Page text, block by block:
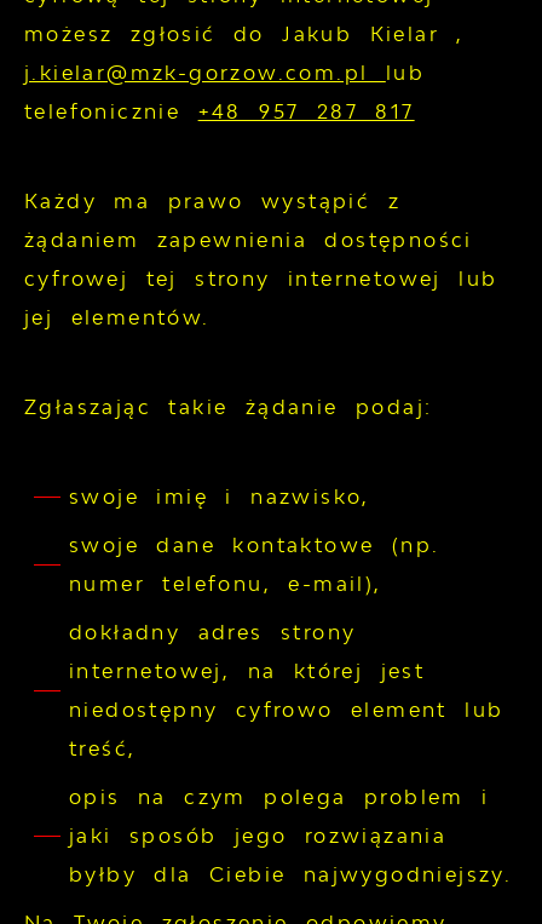
możesz zgłosić doJakub Kielar,
j.kielar@mzk-gorzow.com.pl lub
telefonicznie +48 957 287 817
Każdy ma prawo wystąpić z
żądaniem zapewnienia dostępności
cyfrowej tej strony internetowej lub
jej elementów.
Zgłaszając takie żądanie podaj:
swoje imię i nazwisko,
swoje dane kontaktowe (np.
numer telefonu, e-mail),
dokładny adres strony
internetowej, na której jest
niedostępny cyfrowo element lub
treść,
opis na czym polega problem i
jaki sposób jego rozwiązania
byłby dla Ciebie najwygodniejszy.